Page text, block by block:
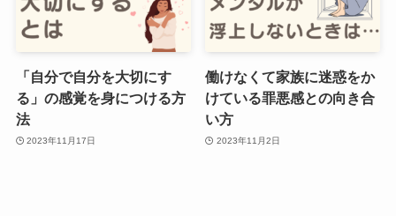
「自分で自分を大切にす
る」の感覚を身につける方
法
2023年11月17日
働けなくて家族に迷惑をか
けている罪悪感との向き合
い方
2023年11月2日